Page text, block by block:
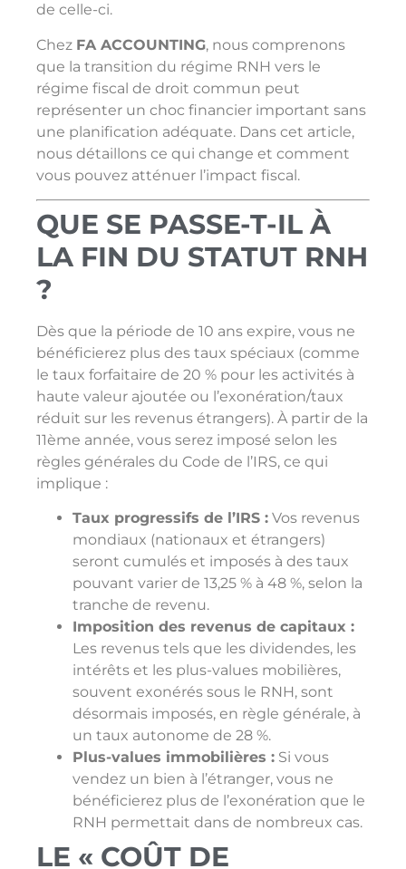
de celle-ci.
Chez FA ACCOUNTING, nous comprenons
que la transition du régime RNH vers le
régime fiscal de droit commun peut
représenter un choc financier important sans
une planification adéquate. Dans cet article,
nous détaillons ce qui change et comment
vous pouvez atténuer l’impact fiscal.
QUE SE PASSE-T-IL À
LA FIN DU STATUT RNH
?
Dès que la période de 10 ans expire, vous ne
bénéficierez plus des taux spéciaux (comme
le taux forfaitaire de 20 % pour les activités à
haute valeur ajoutée ou l’exonération/taux
réduit sur les revenus étrangers). À partir de la
11ème année, vous serez imposé selon les
règles générales du Code de l’IRS, ce qui
implique :
Taux progressifs de l’IRS : Vos revenus
mondiaux (nationaux et étrangers)
seront cumulés et imposés à des taux
pouvant varier de 13,25 % à 48 %, selon la
tranche de revenu.
Imposition des revenus de capitaux :
Les revenus tels que les dividendes, les
intérêts et les plus-values mobilières,
souvent exonérés sous le RNH, sont
désormais imposés, en règle générale, à
un taux autonome de 28 %.
Plus-values immobilières : Si vous
vendez un bien à l’étranger, vous ne
bénéficierez plus de l’exonération que le
RNH permettait dans de nombreux cas.
LE « COÛT DE